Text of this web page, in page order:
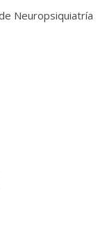
Neuropsiquiatría